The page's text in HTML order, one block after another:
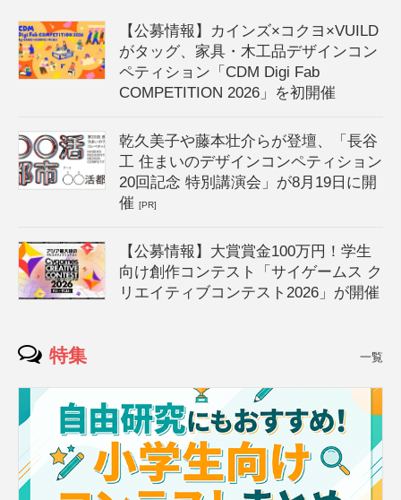
【公募情報】カインズ×コクヨ×VUILD
がタッグ、家具・木工品デザインコン
ペティション「CDM Digi Fab
COMPETITION 2026」を初開催
乾久美子や藤本壮介らが登壇、「長谷
工 住まいのデザインコンペティション
20回記念 特別講演会」が8月19日に開
催[PR]
【公募情報】大賞賞金100万円！学生
向け創作コンテスト「サイゲームス ク
リエイティブコンテスト2026」が開催
特集 一覧